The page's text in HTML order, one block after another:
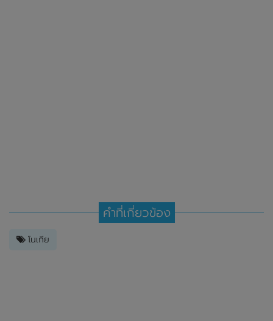
คำที่เกี่ยวข้อง
โนเกีย